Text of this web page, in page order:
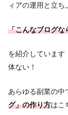
ィアの運用と立
「こんなブログ
を紹介しています
体ない！
あらゆる副業の中
グ」の作り方はこ